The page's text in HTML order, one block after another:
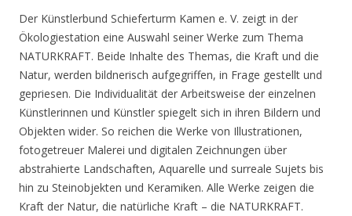
Der Künstlerbund Schieferturm Kamen e. V. zeigt in der
Ökologiestation eine Auswahl seiner Werke zum Thema
NATURKRAFT. Beide Inhalte des Themas, die Kraft und die
Natur, werden bildnerisch aufgegriffen, in Frage gestellt und
gepriesen. Die Individualität der Arbeitsweise der einzelnen
Künstlerinnen und Künstler spiegelt sich in ihren Bildern und
Objekten wider. So reichen die Werke von Illustrationen,
fotogetreuer Malerei und digitalen Zeichnungen über
abstrahierte Landschaften, Aquarelle und surreale Sujets bis
hin zu Steinobjekten und Keramiken. Alle Werke zeigen die
Kraft der Natur, die natürliche Kraft – die NATURKRAFT.